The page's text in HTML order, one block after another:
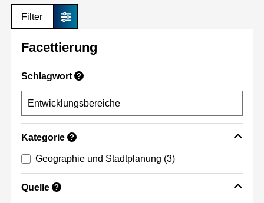
Filter
Facettierung
Schlagwort ?
Kategorie ?
Geographie und Stadtplanung (3)
Quelle ?